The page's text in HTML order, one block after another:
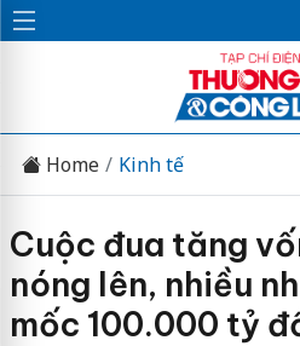
Home Kinh tế
Cuộc đua tăng
nóng lên, nhiều
mốc 100.000 tỷ